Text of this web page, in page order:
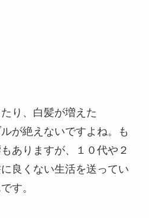
り、白髪が増えた
が絶えないですよね。も
ありますが、１０代や２
良くない生活を送ってい
す。